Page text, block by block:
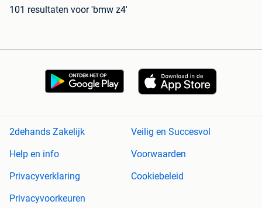
101 resultaten voor 'bmw z4'
2dehands Zakelijk
Veilig en Succesvol
Help en info
Voorwaarden
Privacyverklaring
Cookiebeleid
Privacyvoorkeuren